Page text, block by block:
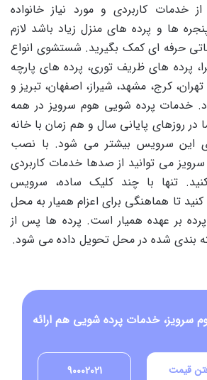
خدمات کاربردی و مورد نیاز خانواده
ها و پرده های منزل زیاد باشد لازم
حرفه ای کمک بگیرید. شستشوی انواع
پرده های ظریف توری، پرده های پارچه
کرج، مشهد، شیراز، اصفهان، تبریز و
خدمات پرده شویی هوم سرویز در همه
در روزهای پایانی سال و هم زمان با خانه
این سرویس بیشتر می شود. با نصب
می توانید از صدها خدمات کاربردی
تنها با چند کلیک ساده، سرویس
تا هماهنگی برای اعزام همیار به محل
بر عهده همیار است. پرده ها پس از
بندی شده در محل تحویل داده می شود.
سرویز، خدمات پرده شویی هم ارائه
90002021 قیمت